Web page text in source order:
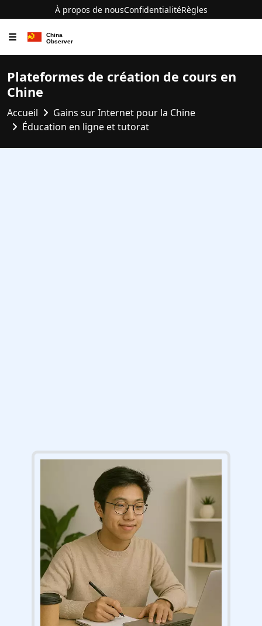
À propos de nousConfidentialitéRègles
☰
Plateformes de création de cours en
Chine
Accueil
Gains sur Internet pour la Chine
Éducation en ligne et tutorat